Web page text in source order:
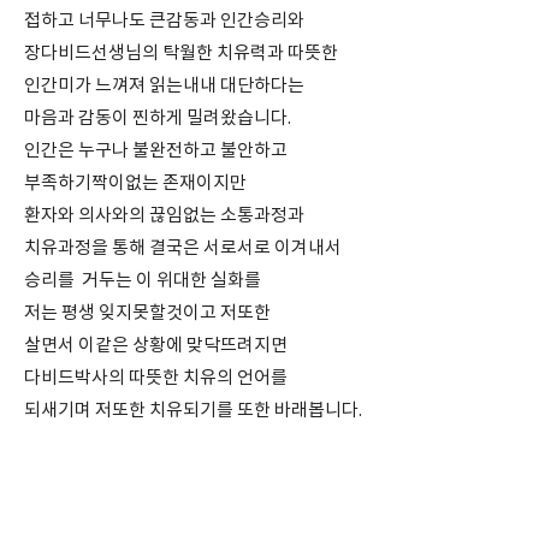
접하고 너무나도 큰감동과 인간승리와
장다비드선생님의 탁월한 치유력과 따뜻한
인간미가 느껴져 읽는내내 대단하다는
마음과 감동이 찐하게 밀려왔습니다.
인간은 누구나 불완전하고 불안하고
부족하기짝이없는 존재이지만
환자와 의사와의 끊임없는 소통과정과
치유과정을 통해 결국은 서로서로 이겨내서
승리를 거두는 이 위대한 실화를
저는 평생 잊지못할것이고 저또한
살면서 이같은 상황에 맞닥뜨려지면
다비드박사의 따뜻한 치유의 언어를
되새기며 저또한 치유되기를 또한 바래봅니다.